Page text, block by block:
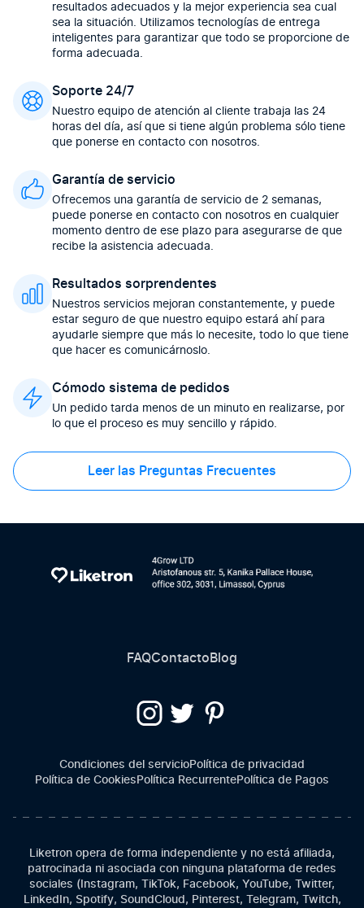
resultados adecuados y la mejor experiencia sea cual
sea la situación. Utilizamos tecnologías de entrega
inteligentes para garantizar que todo se proporcione de
forma adecuada.
Soporte 24/7
Nuestro equipo de atención al cliente trabaja las 24
horas del día, así que si tiene algún problema sólo tiene
que ponerse en contacto con nosotros.
Garantía de servicio
Ofrecemos una garantía de servicio de 2 semanas,
puede ponerse en contacto con nosotros en cualquier
momento dentro de ese plazo para asegurarse de que
recibe la asistencia adecuada.
Resultados sorprendentes
Nuestros servicios mejoran constantemente, y puede
estar seguro de que nuestro equipo estará ahí para
ayudarle siempre que más lo necesite, todo lo que tiene
que hacer es comunicárnoslo.
Cómodo sistema de pedidos
Un pedido tarda menos de un minuto en realizarse, por
lo que el proceso es muy sencillo y rápido.
Leer las Preguntas Frecuentes
FAQContacto Blog
Condiciones del servicioPolítica de privacidad
Política de Cookies Política RecurrentePolítica de Pagos
Liketron opera de forma independiente y no está afiliada,
patrocinada ni asociada con ninguna plataforma de redes
sociales (Instagram, TikTok, Facebook, YouTube, Twitter,
LinkedIn, Spotify, SoundCloud, Pinterest, Telegram, Twitch,